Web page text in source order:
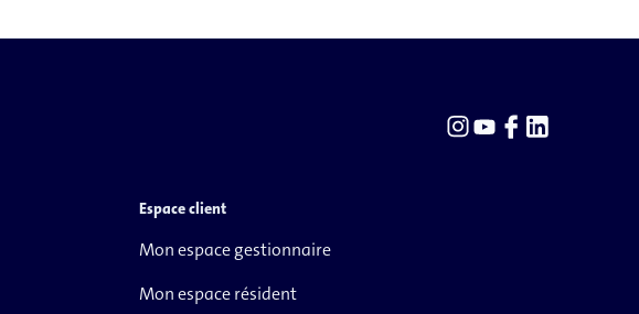
Espace client
Mon espace gestionnaire
Mon espace résident